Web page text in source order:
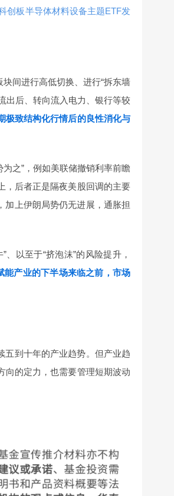
创板半导体材料设备主题ETF发
间进行高低切换、进行“拆东墙
出后、转向流入电力、银行等较
极致结构化行情后的良性消化与
之”，例如美联储撤销利率前瞻
，后者正是隔夜美股回调的主要
上伊朗局势仍无进展，通胀担
以至于“挤泡沫”的风险提升，
产业的下半场来临之前，市场
五到十年的产业趋势。但产业趋
向的定力，也需要管理短期波动